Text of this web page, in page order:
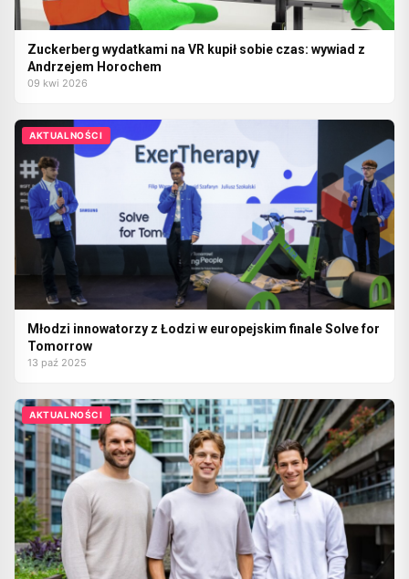
Zuckerberg wydatkami na VR kupił sobie czas: wywiad z
Andrzejem Horochem
09 kwi 2026
AKTUALNOŚCI
Młodzi innowatorzy z Łodzi w europejskim finale Solve for
Tomorrow
13 paź 2025
AKTUALNOŚCI